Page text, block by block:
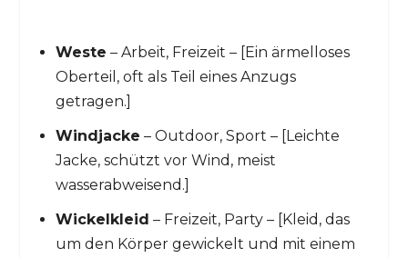
Weste – Arbeit, Freizeit – [Ein ärmelloses
Oberteil, oft als Teil eines Anzugs
getragen.]
Windjacke – Outdoor, Sport – [Leichte
Jacke, schützt vor Wind, meist
wasserabweisend.]
Wickelkleid – Freizeit, Party – [Kleid, das
um den Körper gewickelt und mit einem